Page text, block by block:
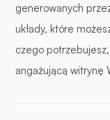
generowanych
układy, które
czego
angażującą witrynę